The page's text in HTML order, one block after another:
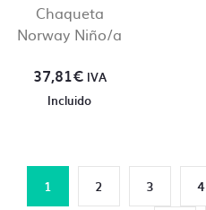
Chaqueta
Norway Niño/a
37,81€ IVA
Incluido
1 2 3 4